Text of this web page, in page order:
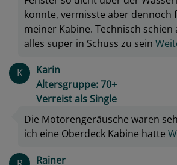
konnte, vermisste aber dennoch
meiner Kabine. Technisch schien
alles super in Schuss zu sein
K
Karin
Altersgruppe: 70+
Verreist als Single
Die Motorengeräusche waren
ich eine Oberdeck Kabine hatte
Rainer